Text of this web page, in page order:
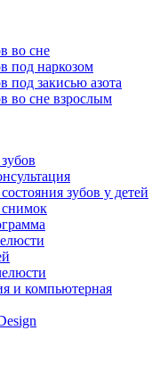
во сне
под наркозом
под закисью азота
во сне взрослым
зубов у детей
и компьютерная